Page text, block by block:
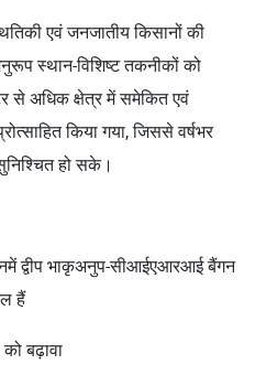
एवं जनजातीय किसानों की
स्थान-विशिष्ट तकनीकों को
से अधिक क्षेत्र में समेकित एवं
किया गया, जिससे वर्षभर
हो सके।
द्वीप भाकृअनुप-सीआईएआरआई बैंगन
हैं
बढ़ावा